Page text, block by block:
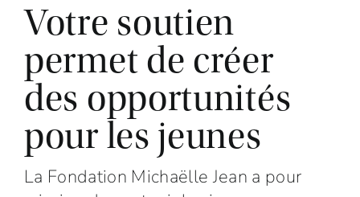
Votre soutien
permet de créer
des opportunités
pour les jeunes
La Fondation Michaëlle Jean a pour